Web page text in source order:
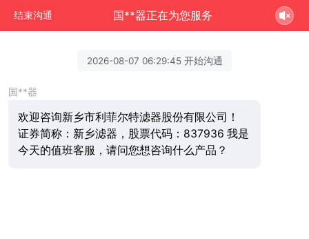
结束沟通 国**器正在为您服务
2026-08-07 06:29:45 开始沟通
国**器
欢迎咨询新乡市利菲尔特滤器股份有限公司！
证券简称：新乡滤器，股票代码：837936 我是
今天的值班客服，请问您想咨询什么产品？